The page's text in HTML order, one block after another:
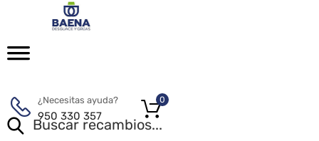
¿Necesitas ayuda?
950 330 357
0